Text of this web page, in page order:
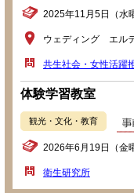
2025年11月5日（水
ウェディング エル
共生社会・女性活躍
体験学習教室
観光・文化・教育
2026年6月19日（金
衛生研究所